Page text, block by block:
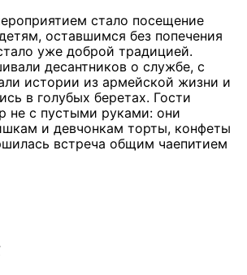
стало посещение
оставшимся без попечения
уже доброй традицией.
десантников о службе, с
истории из армейской жизни и
в голубых беретах. Гости
не с пустыми руками: они
и девчонкам торты, конфеты
встреча общим чаепитием